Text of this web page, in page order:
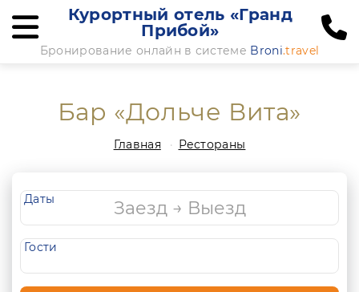
Курортный отель «Гранд
Прибой»
Бронирование онлайн в системе Broni.travel
Бар «Дольче Вита»
Главная Рестораны
Даты
Гости